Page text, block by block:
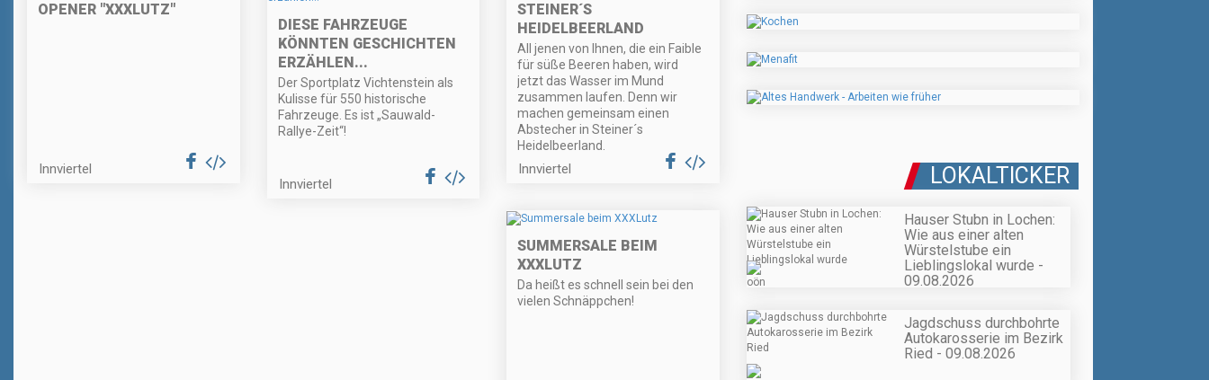
OPENER "XXXLUTZ"
Innviertel
DIESE FAHRZEUGE
KÖNNTEN GESCHICHTEN
ERZÄHLEN...
Der Sportplatz Vichtenstein als
Kulisse für 550 historische
Fahrzeuge. Es ist „Sauwald-
Rallye-Zeit“!
Innviertel
STEINER´S
HEIDELBEERLAND
All jenen von Ihnen, die ein Faible
für süße Beeren haben, wird
jetzt das Wasser im Mund
zusammen laufen. Denn wir
machen gemeinsam einen
Abstecher in Steiner´s
Heidelbeerland.
Innviertel
SUMMERSALE BEIM
XXXLUTZ
Da heißt es schnell sein bei den
vielen Schnäppchen!
LOKALTICKER
Hauser Stubn in Lochen:
Wie aus einer alten
Würstelstube ein
Lieblingslokal wurde -
09.08.2026
Jagdschuss durchbohrte
Autokarosserie im Bezirk
Ried - 09.08.2026